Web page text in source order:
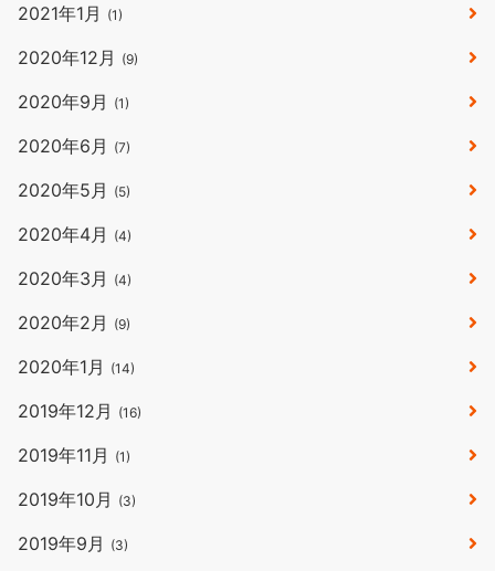
2021年1月 (1)
2020年12月 (9)
2020年9月 (1)
2020年6月 (7)
2020年5月 (5)
2020年4月 (4)
2020年3月 (4)
2020年2月 (9)
2020年1月 (14)
2019年12月 (16)
2019年11月 (1)
2019年10月 (3)
2019年9月 (3)